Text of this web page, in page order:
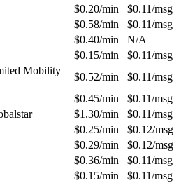
$0.20/min $0.11/msg
$0.58/min $0.11/msg
$0.40/min
N/A
$0.15/min $0.11/msg
Mobility
$0.52/min $0.11/msg
$0.45/min $0.11/msg
$1.30/min $0.11/msg
$0.25/min $0.12/msg
$0.29/min $0.12/msg
$0.36/min $0.11/msg
$0.15/min $0.11/msg